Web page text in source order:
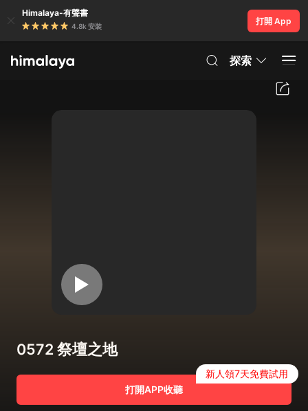
Himalaya-有聲書
4.8k 安裝
打開 App
探索
0572 祭壇之地
打開APP收聽
新人領7天免費試用